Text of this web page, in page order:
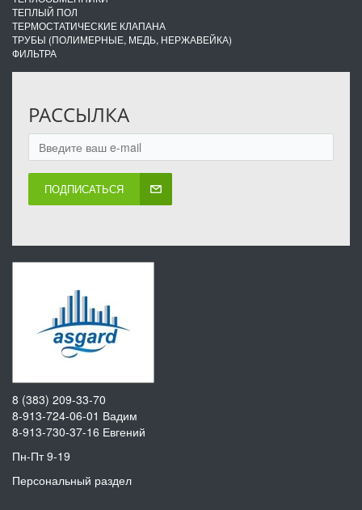
ТЕПЛЫЙ ПОЛ
ТЕРМОСТАТИЧЕСКИЕ КЛАПАНА
ТРУБЫ (ПОЛИМЕРНЫЕ, МЕДЬ, НЕРЖАВЕЙКА)
ФИЛЬТРА
РАССЫЛКА
ПОДПИСАТЬСЯ
8 (383) 209-33-70
8-913-724-06-01 Вадим
8-913-730-37-16 Евгений
Пн-Пт 9-19
Персональный раздел